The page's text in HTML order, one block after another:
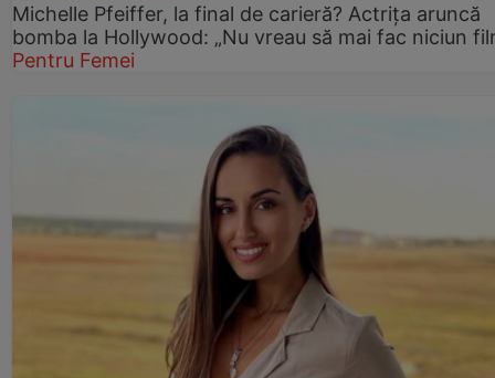
Michelle Pfeiffer, la final de carieră? Actrița aruncă
bomba la Hollywood: „Nu vreau să mai fac niciun
Pentru Femei